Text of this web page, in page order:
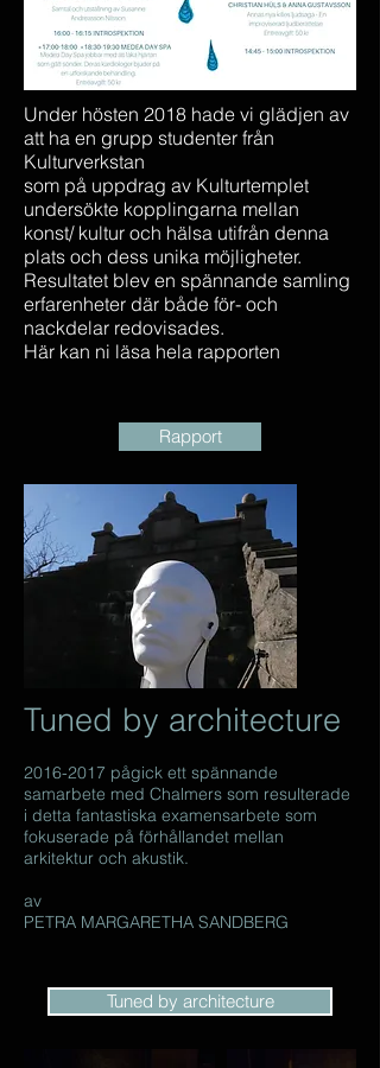
Tuned by architecture
2016-2017 pågick ett spännande
samarbete med Chalmers som resulterade
i detta fantastiska examensarbete som
fokuserade på förhållandet mellan
arkitektur och akustik.
av
PETRA MARGARETHA SANDBERG
Under hösten 2018 hade vi glädjen av
att ha en grupp studenter från
Kulturverkstan
som på uppdrag av Kulturtemplet
undersökte kopplingarna mellan
konst/ kultur och hälsa utifrån denna
plats och dess unika möjligheter.
Resultatet blev en spännande samling
erfarenheter där både för- och
nackdelar redovisades.
Här kan ni läsa hela rapporten
Rapport
Tuned by architecture